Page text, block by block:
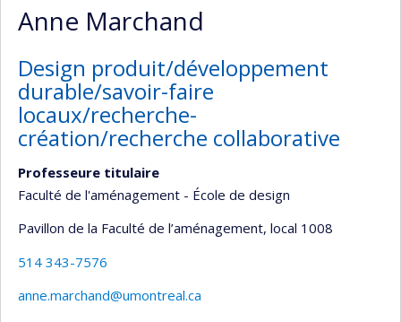
Anne Marchand
Design produit/développement
durable/savoir-faire
locaux/recherche-
création/recherche collaborative
Professeure titulaire
Faculté de l'aménagement - École de design
Pavillon de la Faculté de l’aménagement, local 1008
514 343-7576
anne.marchand@umontreal.ca